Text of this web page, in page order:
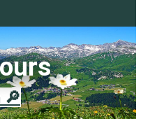
🔎